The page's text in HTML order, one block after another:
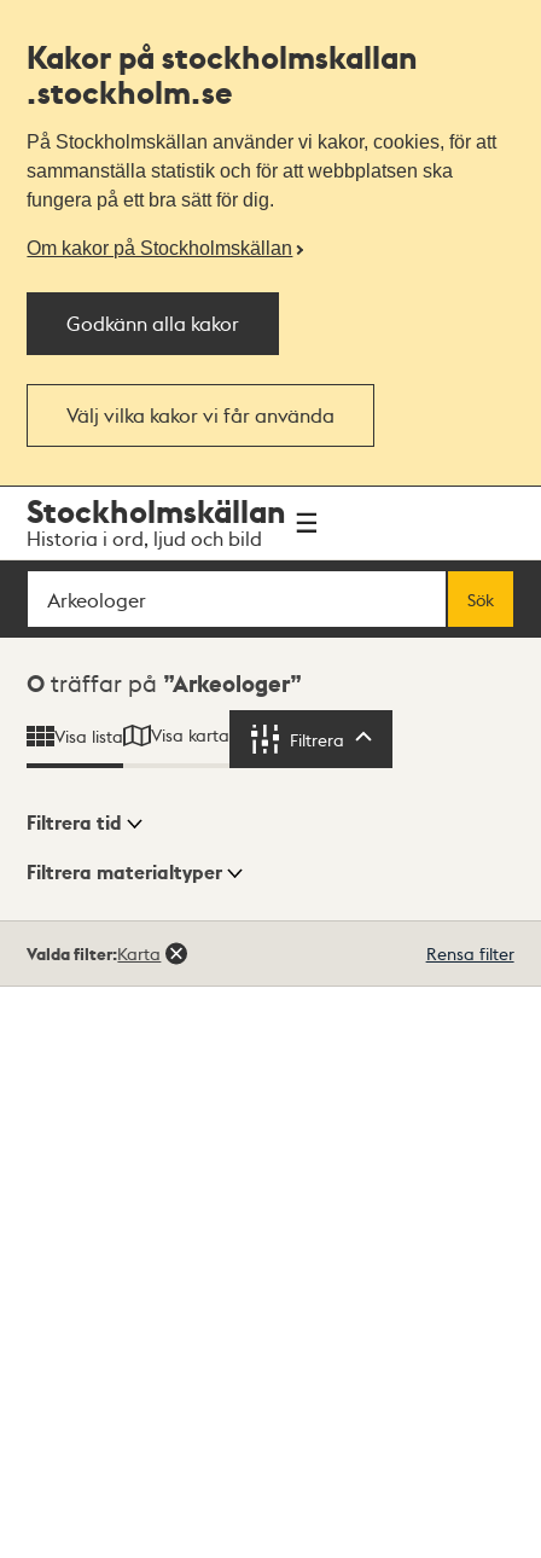
Kakor på stockholmskallan
.stockholm.se
På Stockholmskällan använder vi kakor, cookies, för att
sammanställa statistik och för att webbplatsen ska
fungera på ett bra sätt för dig.
Om kakor på Stockholmskällan
Godkänn alla kakor
Välj vilka kakor vi får använda
navigationen
huvudinnehållet
Stockholmskällan
Historia i ord, ljud och bild
Sök
Sök
Sökresultat
0 träffar på Arkeologer
Visa lista Visa karta Filtrera
Visningsläge
Filtrera tid
Filtrera materialtyper
träffar
Valda filter:Karta Rensa filter